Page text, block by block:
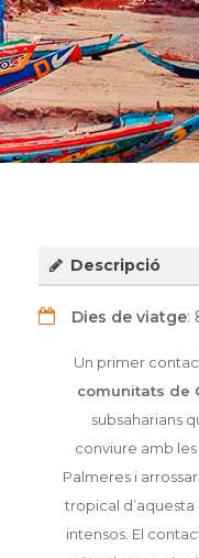
Descripció
Dies de viatge:
Un primer
comunitats de
subsaharians
conviure amb les
Palmeres i
tropical
intensos. El